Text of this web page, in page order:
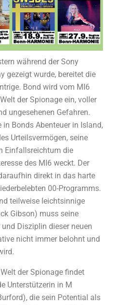
während der Sony
gezeigt wurde, bereitet die
Bond wird vom MI6
der Spionage ein, voller
ungesehenen Gefahren.
in Bonds Abenteuer in Island,
Urteilsvermögen, seine
Einfallsreichtum die
des MI6 weckt. Der
direkt in das harte
00-Programms.
teilweise leichtsinnige
Gibson) muss seine
Disziplin dieser neuen
nicht immer belohnt und
der Spionage findet
Unterstützerin in M
die sein Potential als